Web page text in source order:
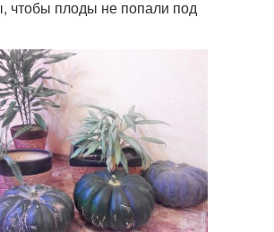
чтобы плоды не попали под